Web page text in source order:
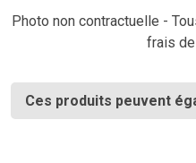
Photo non contractuelle -
frais
Ces produits peuvent